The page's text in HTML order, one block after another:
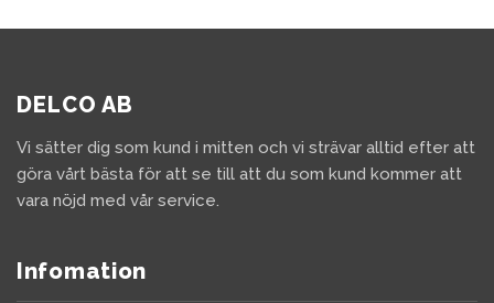
DELCO AB
Vi sätter dig som kund i mitten och vi strävar alltid efter att
göra vårt bästa för att se till att du som kund kommer att
vara nöjd med vår service.
Infomation